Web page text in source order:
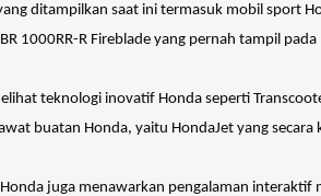
ditampilkan saat ini termasuk mobil sport
1000RR-R Fireblade yang pernah tampil
teknologi inovatif Honda seperti
buatan Honda, yaitu HondaJet yang
juga menawarkan pengalaman